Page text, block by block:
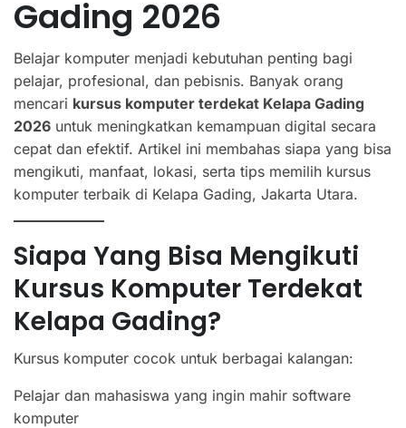
Gading 2026
Belajar komputer menjadi kebutuhan penting bagi
pelajar, profesional, dan pebisnis. Banyak orang
mencari kursus komputer terdekat Kelapa Gading
2026 untuk meningkatkan kemampuan digital secara
cepat dan efektif. Artikel ini membahas siapa yang bisa
mengikuti, manfaat, lokasi, serta tips memilih kursus
komputer terbaik di Kelapa Gading, Jakarta Utara.
Siapa Yang Bisa Mengikuti
Kursus Komputer Terdekat
Kelapa Gading?
Kursus komputer cocok untuk berbagai kalangan:
Pelajar dan mahasiswa yang ingin mahir software
komputer